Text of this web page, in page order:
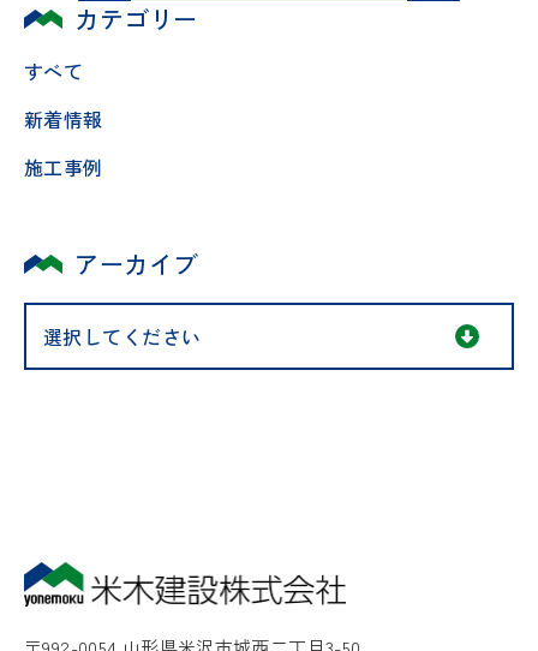
カテゴリー
すべて
新着情報
施工事例
アーカイブ